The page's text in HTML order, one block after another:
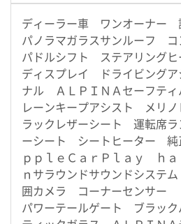
ディーラー車 ワンオーナー
パノラマガラスサンルーフ
パドルシフト ステアリング
ディスプレイ ドライビングア
ナル ＡＬＰＩＮＡセーフテ
レーンキープアシスト メリ
ラックレザーシート 運転席
ーシート シートヒーター 純
ｐｐｌｅＣａｒＰｌａｙ ｈａ
ｎサラウンドサウンドシス
囲カメラ コーナーセンサー
パワーテールゲート ブラッ